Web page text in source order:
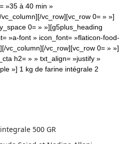
»35 à 40 min »
vc_row][vc_row 0= » »]
0= » »][g5plus_heading
»a-font » icon_font= »flaticon-food-
vc_column][/vc_row][vc_row 0= » »]
h2= » » txt_align= »justify »
»] 1 kg de farine intégrale 2
500 GR